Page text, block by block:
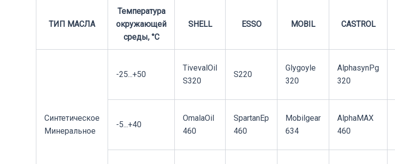
ТИП МАСЛА
Температура
окружающей
среды, °С
SHELL ESSO MOBIL CASTROL
Синтетическое
Минеральное
-25...+50
TivevalOil
S320
S220
Glygoyle
320
AlphasynPg
320
-5...+40
OmalaOil
460
SpartanEp
460
Mobilgear
634
AlphaMAX
460